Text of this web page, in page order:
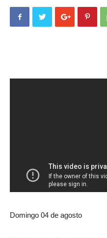
Domingo 04 de agosto